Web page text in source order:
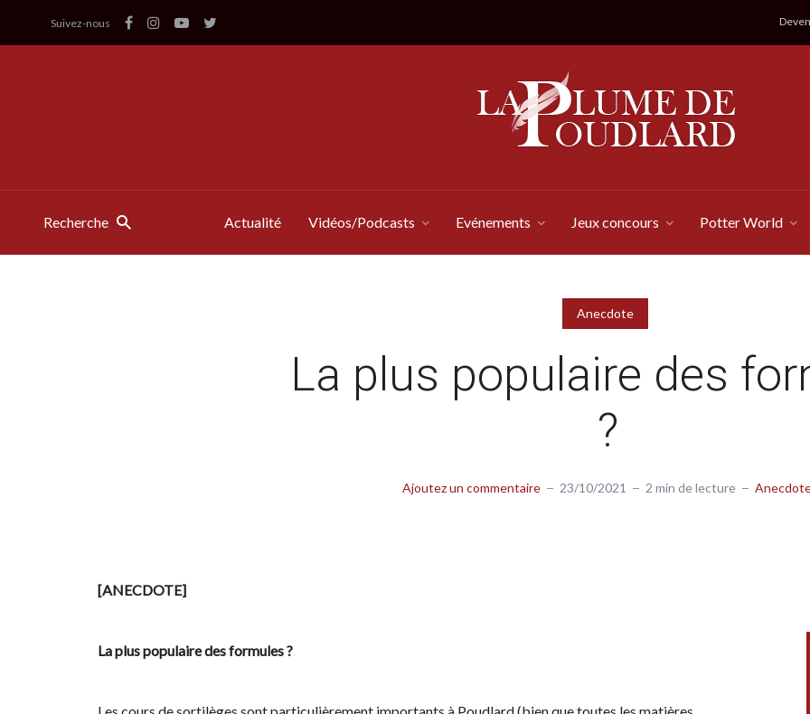
Suivez-nous
Recherche Actualité Vidéos/Podcasts Evénements Jeux concours Potter World
Anecdote
La plus populaire des
?
Ajoutez un commentaire 23/10/2021 2 min de lecture
[ANECDOTE]
La plus populaire des formules ?
Les cours de sortilèges sont particulièrement importants à Poudlard (bien que toutes les matières